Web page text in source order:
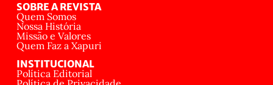
SOBRE A REVISTA
Quem Somos
Nossa História
Missão e Valores
Quem Faz a Xapuri
INSTITUCIONAL
Política Editorial